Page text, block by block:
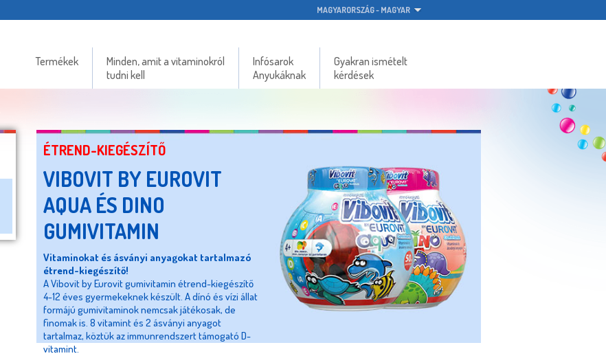
MAGYARORSZÁG - MAGYAR
Termékek
Minden, amit a vitaminokról
tudni kell
Infósarok
Anyukáknak
Gyakran ismételt
kérdések
ÉTREND-KIEGÉSZÍTŐ
VIBOVIT BY EUROVIT
AQUA ÉS DINO
GUMIVITAMIN
Vitaminokat és ásványi anyagokat tartalmazó
étrend-kiegészítő!
A Vibovit by Eurovit gumivitamin étrend-kiegészítő
4-12 éves gyermekeknek készült. A dínó és vízi állat
formájú gumivitaminok nemcsak játékosak, de
finomak is. 8 vitamint és 2 ásványi anyagot
tartalmaz, köztük az immunrendszert támogató D-
vitamint.